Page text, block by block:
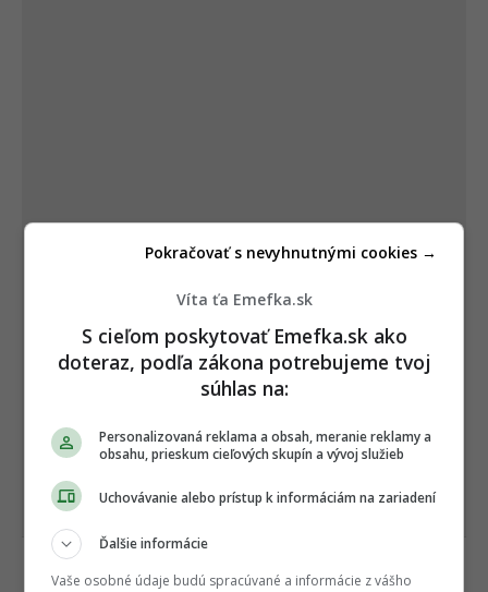
Víta ťa Emefka.sk
S cieľom poskytovať Emefka.sk ako
doteraz, podľa zákona potrebujeme tvoj
súhlas na:
Personalizovaná reklama a obsah, meranie reklamy a
obsahu, prieskum cieľových skupín a vývoj služieb
Uchovávanie alebo prístup k informáciám na zariadení
Ďalšie informácie
Vaše osobné údaje budú spracúvané a informácie z vášho
Pokračovať s nevyhnutnými cookies →